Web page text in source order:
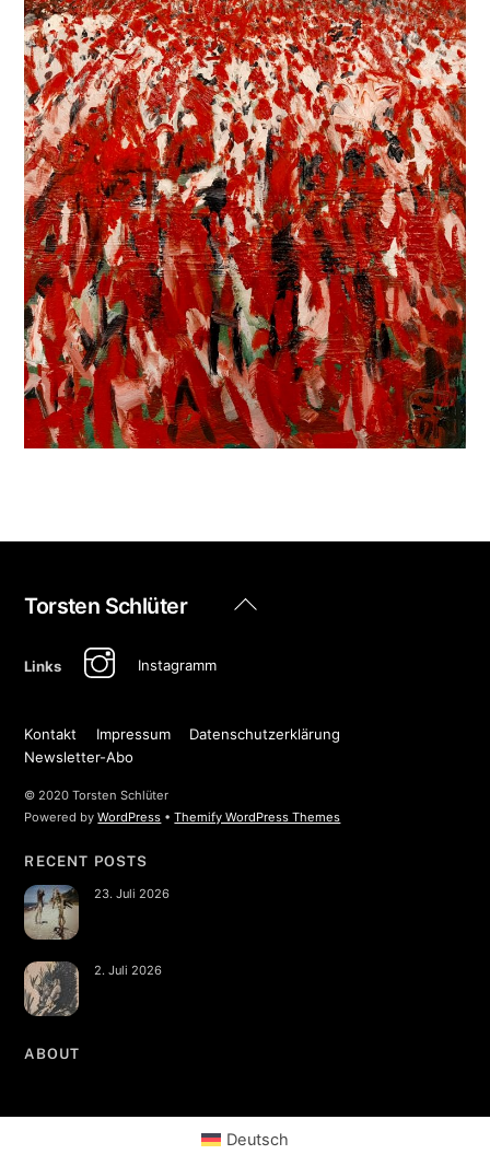
Back
Torsten Schlüter
Links Instagramm
Kontakt Impressum
Datenschutzerklärung
Newsletter-Abo
© 2020 Torsten Schlüter
Powered byWordPress •Themify WordPress Themes
RECENT POSTS
23. Juli 2026
2. Juli 2026
ABOUT
Deutsch